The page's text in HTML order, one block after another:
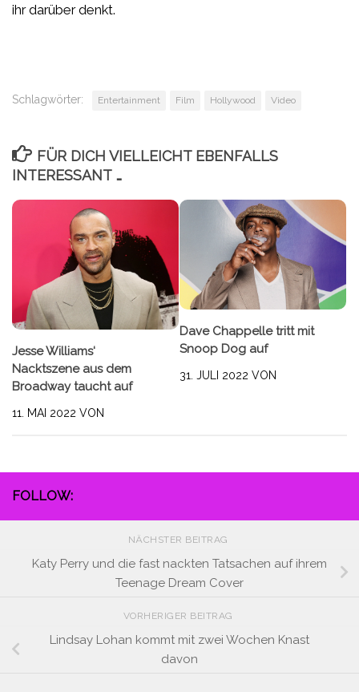
ihr darüber denkt.
Schlagwörter: Entertainment Film Hollywood Video
FÜR DICH VIELLEICHT EBENFALLS
INTERESSANT …
Jesse Williams‘
Nacktszene aus dem
Broadway taucht auf
11. MAI 2022 VON
Dave Chappelle tritt mit
Snoop Dog auf
31. JULI 2022 VON
FOLLOW:
NÄCHSTER BEITRAG
Katy Perry und die fast nackten Tatsachen auf ihrem
Teenage Dream Cover
VORHERIGER BEITRAG
Lindsay Lohan kommt mit zwei Wochen Knast
davon